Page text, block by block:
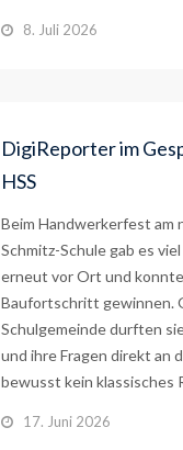
8. Juli 2026
DigiReporter im
HSS
Beim Handwerkerfest am
Schmitz-Schule gab es
erneut vor Ort und
Baufortschritt gewinnen.
Schulgemeinde durften
und ihre Fragen direkt an
bewusst kein klassisches
17. Juni 2026